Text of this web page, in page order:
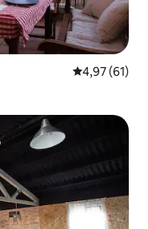
Gemiddelde
4,97 (61)